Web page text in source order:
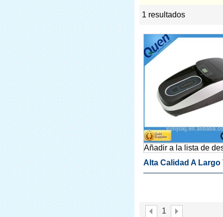
1 resultados
Añadir a la lista de
Alta Calidad A Largo
1